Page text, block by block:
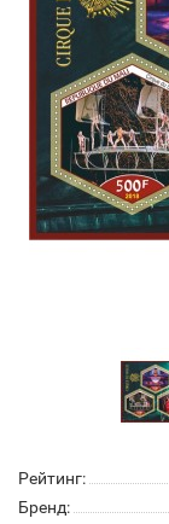
Рейтинг:
Бренд: